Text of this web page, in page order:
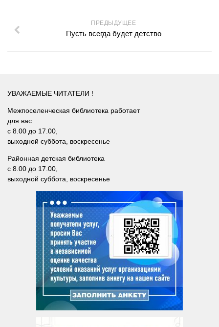
Тальменская сельская библиотека №23
Сельская библиотека д. Шадрино №42
Межпоселенческая библиотека
Методический отдел
Отдел информационных технологий и информационно-
консультационной работы
Отдел комплектования и обработки литературы
Детская библиотека
Личный кабинет
Версия для слабовидящих
ПРЕДЫДУЩЕЕ
Пусть всегда будет детство
УВАЖАЕМЫЕ ЧИТАТЕЛИ !
Межпоселенческая библиотека работает
для вас
с 8.00 до 17.00,
выходной суббота, воскресенье
Районная детская библиотека
с 8.00 до 17.00,
выходной суббота, воскресенье